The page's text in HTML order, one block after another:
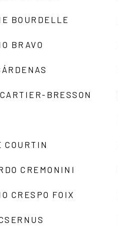
BOURDELLE
BRAVO
BRESSON
COURTIN
CREMONINI
CRESPO FOIX